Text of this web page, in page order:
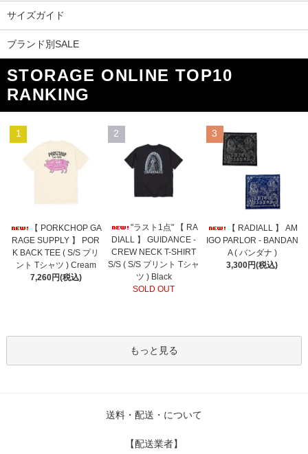
サイズガイド
ブランド別SALE
STORAGE ONLINE TOP10
RANKING
1
【 PORKCHOP GA
RAGE SUPPLY 】 POR
K BACK TEE ( S/S プリ
ント Tシャツ ) Cream
7,260円(税込)
2
"ラスト1点" 【 RA
DIALL 】 GUIDANCE -
CREW NECK T-SHIRT
S/S ( S/S プリント Tシャ
ツ ) Black
SOLD OUT
3
【 RADIALL 】 AM
IGO PARLOR - BANDAN
A ( バンダナ )
3,300円(税込)
もっと見る
送料・配送・について
【配送業者】